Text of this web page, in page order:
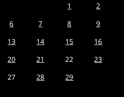
1
2
6 7 8
9
13 14 15
16
20 21 22
23
27 28
29